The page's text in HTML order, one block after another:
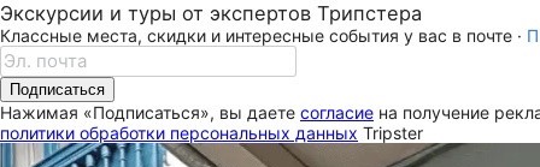
Экскурсии и туры от экспертов Трипстера
Классные места, скидки и интересные события у вас в почте ·
Подписаться
Нажимая «Подписаться», вы даете согласие на получение
политики обработки персональных данных Tripster